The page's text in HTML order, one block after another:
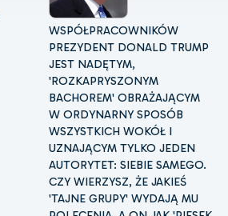
WSPÓŁPRACOWNIKÓW
PREZYDENT DONALD TRUMP
JEST NADĘTYM,
'ROZKAPRYSZONYM
BACHOREM' OBRAŻAJĄCYM
W ORDYNARNY SPOSÓB
WSZYSTKICH WOKÓŁ I
UZNAJĄCYM TYLKO JEDEN
AUTORYTET: SIEBIE SAMEGO.
CZY WIERZYSZ, ŻE JAKIEŚ
'TAJNE GRUPY' WYDAJĄ MU